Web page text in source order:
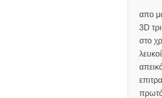
απο
3D
στο